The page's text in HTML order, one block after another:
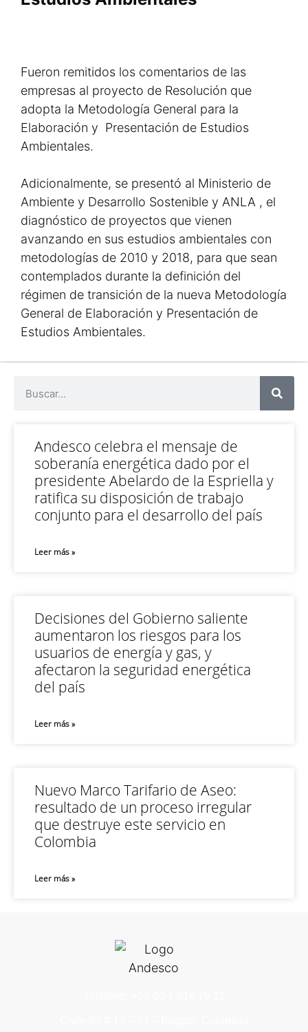
Fueron remitidos los comentarios de las
empresas al proyecto de Resolución que
adopta la Metodología General para la
Elaboración y Presentación de Estudios
Ambientales.
Adicionalmente, se presentó al Ministerio de
Ambiente y Desarrollo Sostenible y ANLA , el
diagnóstico de proyectos que vienen
avanzando en sus estudios ambientales con
metodologías de 2010 y 2018, para que sean
contemplados durante la definición del
régimen de transición de la nueva Metodología
General de Elaboración y Presentación de
Estudios Ambientales.
Andesco celebra el mensaje de
soberanía energética dado por el
presidente Abelardo de la Espriella y
ratifica su disposición de trabajo
conjunto para el desarrollo del país
Leer más »
Decisiones del Gobierno saliente
aumentaron los riesgos para los
usuarios de energía y gas, y
afectaron la seguridad energética
del país
Leer más »
Nuevo Marco Tarifario de Aseo:
resultado de un proceso irregular
que destruye este servicio en
Colombia
Leer más »